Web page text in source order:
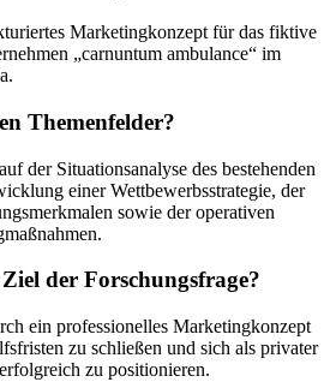
Marketingkonzept für das fiktive
„carnuntum ambulance“ im
Themenfelder?
der Situationsanalyse des bestehenden
einer Wettbewerbsstrategie, der
sowie der operativen
der Forschungsfrage?
ein professionelles Marketingkonzept
zu schließen und sich als privater
zu positionieren.